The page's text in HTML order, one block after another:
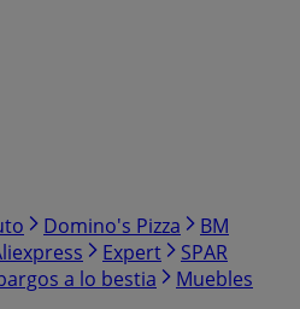
Domino's Pizza
BM
Expert
SPAR
a lo bestia
Muebles